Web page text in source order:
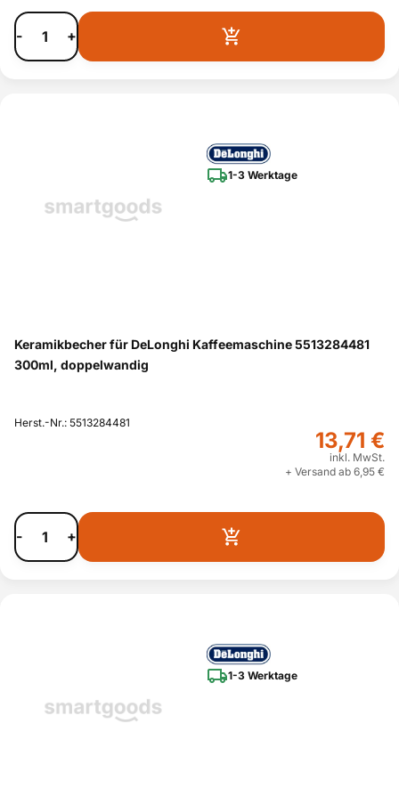
- +
1-3 Werktage
Keramikbecher für DeLonghi Kaffeemaschine 5513284481
300ml, doppelwandig
Herst.-Nr.: 5513284481
13,71 €
inkl. MwSt.
+ Versand ab 6,95 €
- +
1-3 Werktage